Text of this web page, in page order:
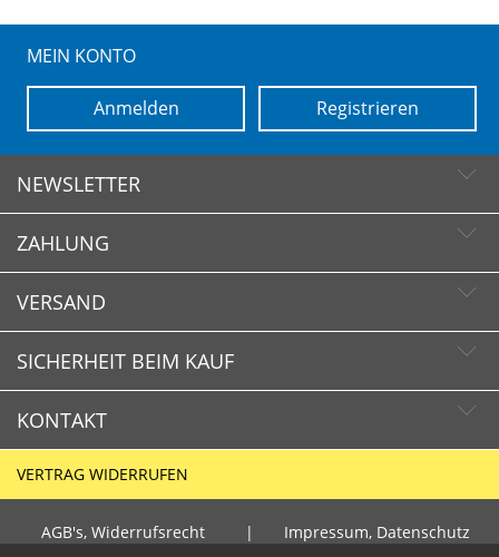
MEIN KONTO
Registrieren
Anmelden
NEWSLETTER
Newsletter abonnieren
Newsletter abbestellen
ZAHLUNG
VERSAND
SICHERHEIT BEIM KAUF
Schnelle Lieferzeiten
Käuferschutz
Sichere Zahlung mit SSL-Verschlüsselung
Datenschutz
KONTAKT
+49 (0)30 351 26 92 80
VERTRAG WIDERRUFEN
AGB's, Widerrufsrecht | Impressum, Datenschutz